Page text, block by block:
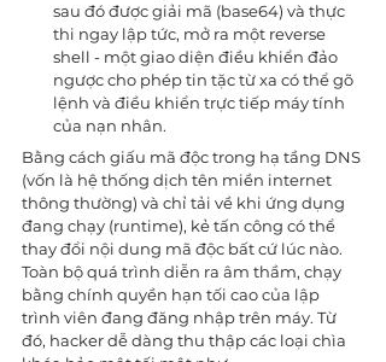
sau đó được giải mã (base64) và thực
thi ngay lập tức, mở ra một reverse
shell - một giao diện điều khiển đảo
ngược cho phép tin tặc từ xa có thể gõ
lệnh và điều khiển trực tiếp máy tính
của nạn nhân.
Bằng cách giấu mã độc trong hạ tầng DNS
(vốn là hệ thống dịch tên miền internet
thông thường) và chỉ tải về khi ứng dụng
đang chạy (runtime), kẻ tấn công có thể
thay đổi nội dung mã độc bất cứ lúc nào.
Toàn bộ quá trình diễn ra âm thầm, chạy
bằng chính quyền hạn tối cao của lập
trình viên đang đăng nhập trên máy. Từ
đó, hacker dễ dàng thu thập các loại chìa